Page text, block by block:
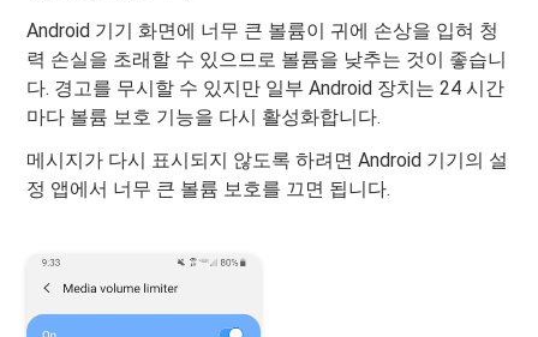
Android 기기 화면에 너무 큰 볼륨이 귀에 손상을 입혀 청
력 손실을 초래할 수 있으므로 볼륨을 낮추는 것이 좋습니
다. 경고를 무시할 수 있지만 일부 Android 장치는 24 시간
마다 볼륨 보호 기능을 다시 활성화합니다.
메시지가 다시 표시되지 않도록 하려면 Android 기기의 설
정 앱에서 너무 큰 볼륨 보호를 끄면 됩니다.